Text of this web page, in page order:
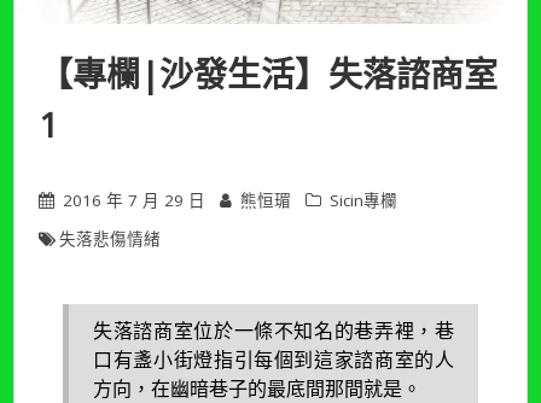
【專欄|沙發生活】失落諮商室
1
2016 年 7 月 29 日 熊恒瑂
Sicin專欄
失落悲傷情緒
失落諮商室位於一條不知名的巷弄裡，巷
口有盞小街燈指引每個到這家諮商室的人
方向，在幽暗巷子的最底間那間就是。